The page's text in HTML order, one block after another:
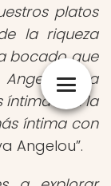
platos
la riqueza
bocado que
"La
íntima con la
íntima con
Angelou .